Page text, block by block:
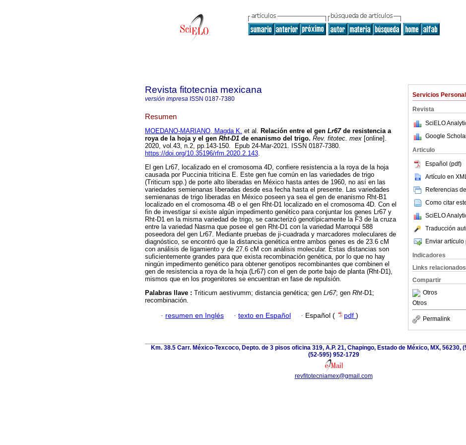
Servicios
Revista
SciELO
Google
Articulo
Español (pdf)
Artículo en XML
Referencias
Como citar
SciELO
Traducción
Enviar artículo
Indicadores
Links relacionados
Compartir
Otros
Otros
Permalink
Revista fitotecnia mexicana
versión impresa ISSN 0187-7380
Resumen
MOEDANO-MARIANO, Magda K. et al. Relación entre el gen Lr67de resistencia a
roya de la hoja y el gen Rht-D1 de enanismo del trigo. Rev. fitotec. mex [online].
2020, vol.43, n.2, pp.143-150. Epub 24-Mar-2021. ISSN 0187-7380.
https://doi.org/10.35196/rfm.2020.2.143.
El gen Lr67, localizado en el cromosoma 4D, confiere resistencia a la roya de la hoja
causada por Puccinia triticina E. Este gen fue común en las variedades de trigo
(Triticum spp.) de porte alto liberadas en México hasta antes de 1960, no así en las
variedades semienanas liberadas desde esa fecha hasta el presente. Las variedades
semienanas de trigo liberadas en México poseen ya sea el gen de enanismo Rht-B1
localizado en el cromosoma 4B o el gen Rht-D1 localizado en el cromosoma 4D. Con el
fin de investigar si existe algún impedimento genético para conjuntar los genes Lr67 y
Rht-D1 en la misma variedad de trigo, se caracterizó genotípicamente la F3 de la cruza
entre la variedad Nasma que posee el gen Rht-D1 con la variedad Marroqui 588
poseedora del gen Lr67. Mediante pruebas de ji-cuadrada y marcadores moleculares de
diagnóstico, se encontró que la distancia genética entre ambos genes es de 23.6 cM
con análisis de ligamiento y de 27.6 cM con análisis molecular. Estas distancias son
suficientemente grandes para que exista recombinación genética, por lo que no hay
ningún impedimento genético para obtener genotipos recombinantes que combinen el
gen de resistencia a roya de la hoja (Lr67) con el gen de porte bajo de planta (Rht-D1),
mismos que en los progenitores se encuentran en fase de repulsión.
Palabras llave : Triticum aestivumm; distancia genética; gen Lr67; gen Rht-D1;
recombinación.
· resumen en Inglés · texto en Español · Español ( pdf )
Km. 38.5 Carr. México-Texcoco, Depto. de 3 pisos oficina 319, A.P. 21, Chapingo, Estado de México, MX, 56230,
(52-595) 952-1729
revfitotecniamex@gmail.com